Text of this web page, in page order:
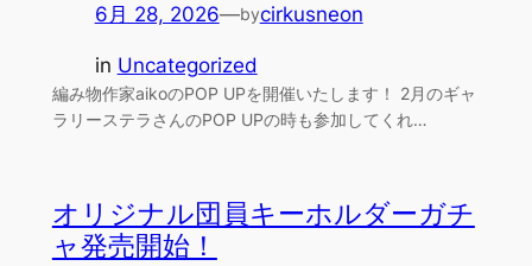
6月 28, 2026—bycirkusneon
in Uncategorized
編み物作家aikoのPOP UPを開催いたします！ 2月のギャ
ラリーステラさんのPOP UPの時も参加してくれ…
オリジナル団員キーホルダーガチ
ャ発売開始！